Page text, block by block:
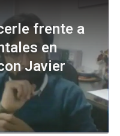
frente a
en
Javier